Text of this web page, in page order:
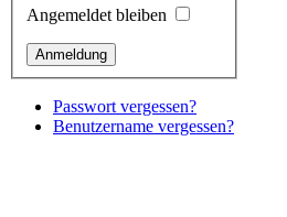
Angemeldet bleiben
Passwort vergessen?
Benutzername vergessen?